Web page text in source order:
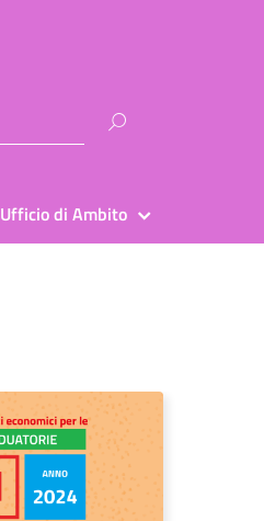
Ufficio di Ambito